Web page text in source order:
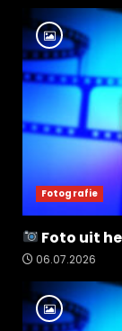
Fotografie
Foto uit
06.07.2026